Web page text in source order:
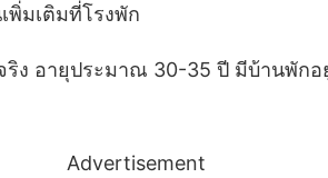
พิ่มเติมที่โรงพัก
ง อายุประมาณ 30-35 ปี มีบ้านพั
Advertisement